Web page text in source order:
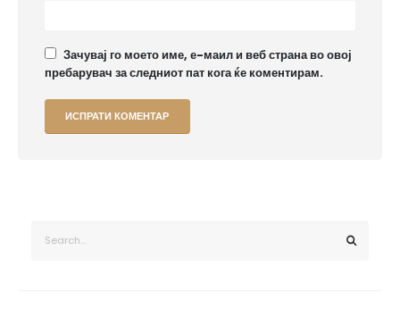
Зачувај го моето име, е-маил и веб страна во овој
пребарувач за следниот пат кога ќе коментирам.